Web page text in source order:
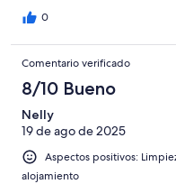
0
Comentario verificado
8/10 Bueno
Nelly
19 de ago de 2025
Aspectos positivos:
alojamiento